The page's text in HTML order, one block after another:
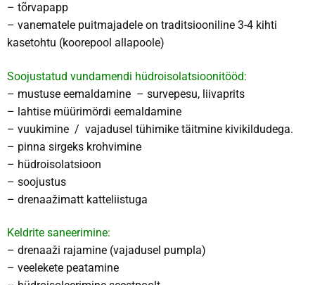
– tõrvapapp
– vanematele puitmajadele on traditsiooniline 3-4 kihti
kasetohtu (koorepool allapoole)
Soojustatud vundamendi hüdroisolatsioonitööd:
– mustuse eemaldamine – survepesu, liivaprits
– lahtise müürimördi eemaldamine
– vuukimine / vajadusel tühimike täitmine kivikildudega.
– pinna sirgeks krohvimine
– hüdroisolatsioon
– soojustus
– drenaažimatt katteliistuga
Keldrite saneerimine:
– drenaaži rajamine (vajadusel pumpla)
– veelekete peatamine